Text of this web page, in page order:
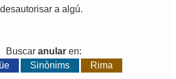
desautorisar a algú.
Buscar anular en:
Sinònims Rima